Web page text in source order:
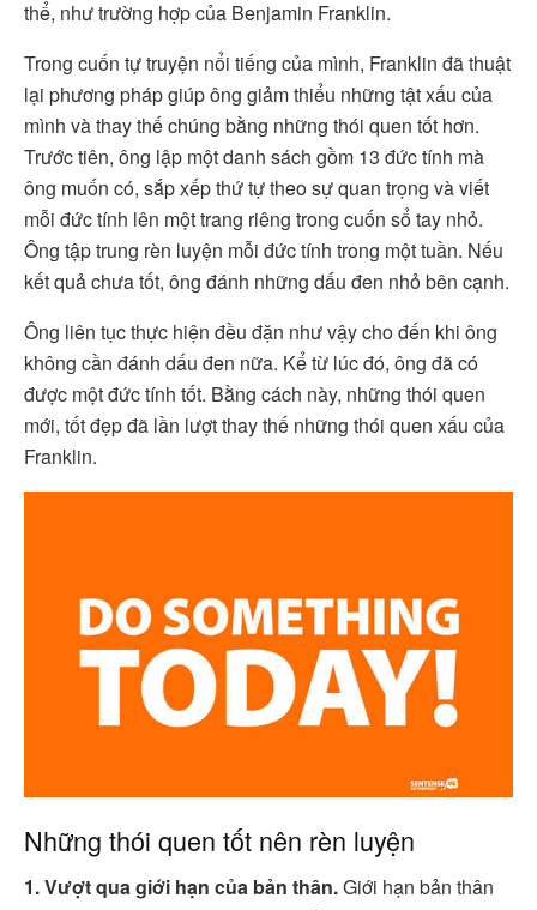
thể, như trường hợp của Benjamin Franklin.
Trong cuốn tự truyện nổi tiếng của mình, Franklin đã thuật
lại phương pháp giúp ông giảm thiểu những tật xấu của
mình và thay thế chúng bằng những thói quen tốt hơn.
Trước tiên, ông lập một danh sách gồm 13 đức tính mà
ông muốn có, sắp xếp thứ tự theo sự quan trọng và viết
mỗi đức tính lên một trang riêng trong cuốn sổ tay nhỏ.
Ông tập trung rèn luyện mỗi đức tính trong một tuần. Nếu
kết quả chưa tốt, ông đánh những dấu đen nhỏ bên cạnh.
Ông liên tục thực hiện đều đặn như vậy cho đến khi ông
không cần đánh dấu đen nữa. Kể từ lúc đó, ông đã có
được một đức tính tốt. Bằng cách này, những thói quen
mới, tốt đẹp đã lần lượt thay thế những thói quen xấu của
Franklin.
Những thói quen tốt nên rèn luyện
1. Vượt qua giới hạn của bản thân.Giới hạn bản thân